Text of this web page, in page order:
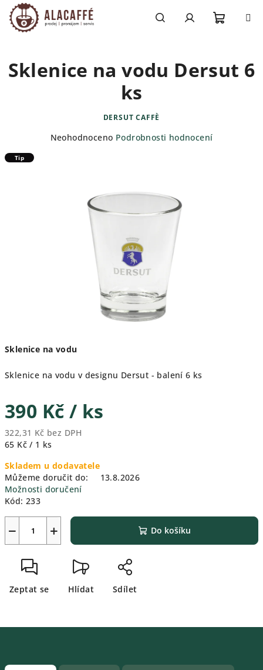
Přejít
na
obsah
košík
Sklenice na vodu
Sklenice na vodu v designu Dersut - balení 6 ks
390 Kč / ks
322,31 Kč bez DPH
Měrná
65 Kč / 1 ks
Skladem u dodavatele
Můžeme doručit do:
13.8.2026
Možnosti doručení
Kód: 233
+
− Do košíku
Zeptat se Hlídat Sdílet
Sklenice na vodu Dersut 6
ks
DERSUT CAFFÈ
Průměrné
hvězdiček.
Neohodnoceno Podrobnosti hodnocení
Tip